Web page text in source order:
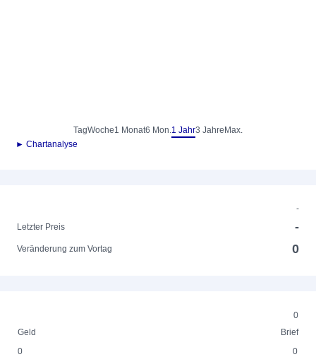
TagWoche1 Monat6 Mon.1 Jahr3 Jahre Max.
► Chartanalyse
-
Letzter Preis
-
Veränderung zum Vortag 0
0
Geld
Brief
0
0